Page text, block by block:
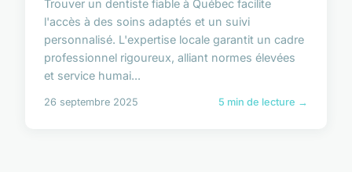
Trouver un dentiste fiable à Québec facilite
l'accès à des soins adaptés et un suivi
personnalisé. L'expertise locale garantit un cadre
professionnel rigoureux, alliant normes élevées
et service humai...
26 septembre 2025 5 min de lecture →